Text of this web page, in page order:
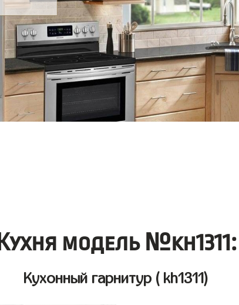
Кухня модель №kh1311:
Кухонный гарнитур ( kh1311)